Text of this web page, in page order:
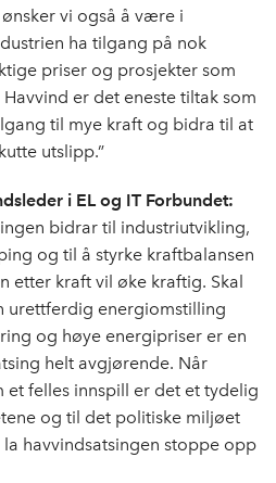
vi også å være i
ha tilgang på nok
priser og prosjekter som
er det eneste tiltak som
til mye kraft og bidra til at
utslipp.”
i EL og IT Forbundet:
bidrar til industriutvikling,
og til å styrke kraftbalansen
etter kraft vil øke kraftig. Skal
urettferdig energiomstilling
og høye energipriser er en
helt avgjørende. Når
et felles innspill er det et tydelig
og til det politiske miljøet
havvindsatsingen stoppe opp